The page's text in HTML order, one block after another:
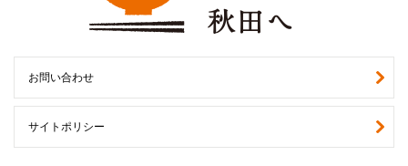
お問い合わせ
サイトポリシー